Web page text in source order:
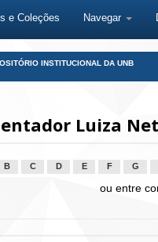
e Coleções Navegar
INSTITUCIONAL DA UNB
Luiza
B C D E F G
ou entre